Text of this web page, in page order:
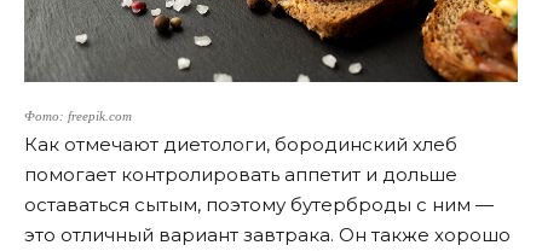
Фото: freepik.com
Как отмечают диетологи, бородинский хлеб
помогает контролировать аппетит и дольше
оставаться сытым, поэтому бутерброды с ним —
это отличный вариант завтрака. Он также хорошо